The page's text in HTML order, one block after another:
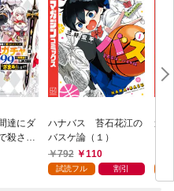
達にダ
殺され
『無限
ル９９
ハナバス 苔石花江の
バスケ論（１）
792
110
試読フル 割引
追
強
～